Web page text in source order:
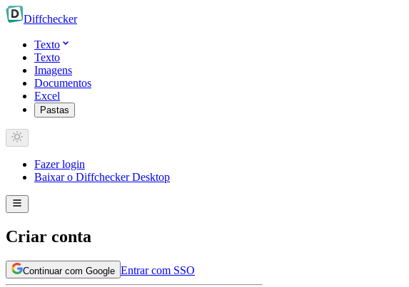
Diffchecker
Texto
Texto
Imagens
Documentos
Excel
Pastas
Fazer login
Baixar o Diffchecker Desktop
Criar conta
Continuar com Google Entrar com SSO